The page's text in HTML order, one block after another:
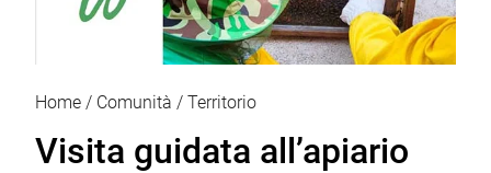
Home Comunità Territorio
Visita guidata all’apiario